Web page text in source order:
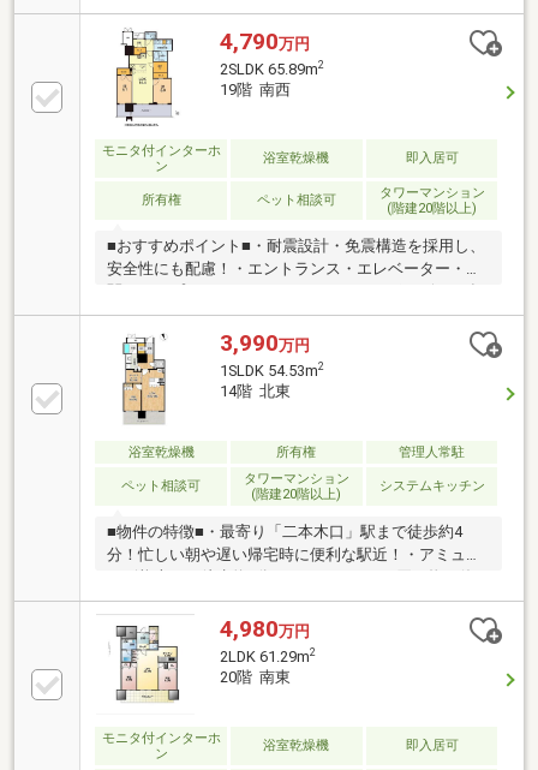
ュサービス・フロントサービス・フィットネスジムサ
ービス・クリーニングボックス・ゲストスィート・ス
カイラウンジ・ゴミ回収サービス（各フロアにゴミ置
き場あり）・24時間ゴミ出し可能・宅配ボックス
4,790万円
2SLDK 65.89m2
19階 南西
モニタ付インターホ
ン
浴室乾燥機 即入居可
所有権 ペット相談可
タワーマンション
(階建20階以上)
■おすすめポイント■・耐震設計・免震構造を採用し、
安全性にも配慮！・エントランス・エレベーター・玄
関のトリプルセキュリティー！・ディスポーザーや食
洗器、浴室乾燥など多機能な設備！・W.I.CやS.I.C、納
戸など充実した収納！・ゴミステーションは各階に完
備！24時間利用可能で、下に降りる必要がありませ
ん！・JR鹿児島本線・豊肥本線・新幹線・市電「熊本
駅前」電停が徒歩数分圏内です！・商業施設『アミュ
プラザくまもと』、スーパー・銀行・ドラッグスト
ア・病院なども揃い、日常生活が完結(＾＾)♪・フィッ
トネス、ゲストルームも完備！お問い合わせはお気軽
にご連絡下さい！
3,990万円
1SLDK 54.53m2
14階 北東
浴室乾燥機 所有権 管理人常駐
ペット相談可
タワーマンション
(階建20階以上)
システムキッチン
■物件の特徴■・最寄り「二本木口」駅まで徒歩約4
分！忙しい朝や遅い帰宅時に便利な駅近！・アミュプ
ラザ熊本まで徒歩約3分！ちょっとしたお買い物や休
日のお出かけにも大変便利です♪・小学校まで徒歩約7
分！やっぱり通学路は出来るだけ短い方が安心で
す！・高層階のため眺望良好！陽当たり・風通し良好
で快適にお過ごしいただけます♪・防犯が気になる方
にオススメのオートロック付き！■周辺環境■春日小学
「二本木口」駅 徒歩約4分■ご内覧・ご来店 ご希望
のお客様へ■ご来店・ご案内可能でございます！ご希
4,980万円
2LDK 61.29m2
20階 南東
モニタ付インターホ
ン
浴室乾燥機 即入居可